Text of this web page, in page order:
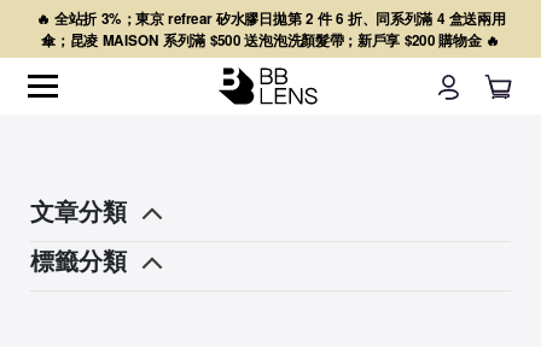
🔥 全站折 3%；東京 refrear 矽水膠日拋第 2 件 6 折、同系列滿 4 盒送兩用
傘；昆凌 MAISON 系列滿 $500 送泡泡洗顏髮帶；新戶享 $200 購物金 🔥
文章分類
標籤分類